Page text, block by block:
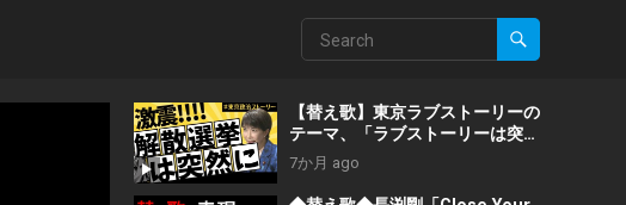
【替え歌】東京ラブストーリーの
テーマ、「ラブストーリーは突然
に」で2026年1月の様子を歌って
みました。
7か月 ago